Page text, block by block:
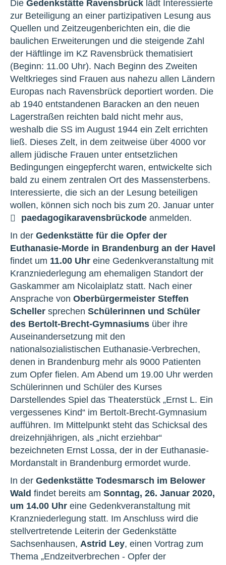
Die Gedenkstätte Ravensbrück lädt Interessierte
zur Beteiligung an einer partizipativen Lesung aus
Quellen und Zeitzeugenberichten ein, die die
baulichen Erweiterungen und die steigende Zahl
der Häftlinge im KZ Ravensbrück thematisiert
(Beginn: 11.00 Uhr). Nach Beginn des Zweiten
Weltkrieges sind Frauen aus nahezu allen Ländern
Europas nach Ravensbrück deportiert worden. Die
ab 1940 entstandenen Baracken an den neuen
Lagerstraßen reichten bald nicht mehr aus,
weshalb die SS im August 1944 ein Zelt errichten
ließ. Dieses Zelt, in dem zeitweise über 4000 vor
allem jüdische Frauen unter entsetzlichen
Bedingungen eingepfercht waren, entwickelte sich
bald zu einem zentralen Ort des Massensterbens.
Interessierte, die sich an der Lesung beteiligen
wollen, können sich noch bis zum 20. Januar unter
paedagogikaravensbrückode anmelden.
In der Gedenkstätte für die Opfer der
Euthanasie-Morde in Brandenburg an der Havel
findet um 11.00 Uhr eine Gedenkveranstaltung mit
Kranzniederlegung am ehemaligen Standort der
Gaskammer am Nicolaiplatz statt. Nach einer
Ansprache von Oberbürgermeister Steffen
Scheller sprechen Schülerinnen und Schüler
des Bertolt-Brecht-Gymnasiums über ihre
Auseinandersetzung mit den
nationalsozialistischen Euthanasie-Verbrechen,
denen in Brandenburg mehr als 9000 Patienten
zum Opfer fielen. Am Abend um 19.00 Uhr werden
Schülerinnen und Schüler des Kurses
Darstellendes Spiel das Theaterstück „Ernst L. Ein
vergessenes Kind“ im Bertolt-Brecht-Gymnasium
aufführen. Im Mittelpunkt steht das Schicksal des
dreizehnjährigen, als „nicht erziehbar“
bezeichneten Ernst Lossa, der in der Euthanasie-
Mordanstalt in Brandenburg ermordet wurde.
In der Gedenkstätte Todesmarsch im Belower
Wald findet bereits am Sonntag, 26. Januar 2020,
um 14.00 Uhr eine Gedenkveranstaltung mit
Kranzniederlegung statt. Im Anschluss wird die
stellvertretende Leiterin der Gedenkstätte
Sachsenhausen, Astrid Ley, einen Vortrag zum
Thema „Endzeitverbrechen - Opfer der